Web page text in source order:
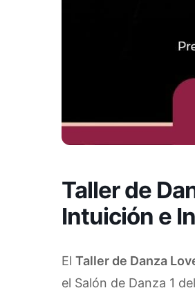
Taller de
Intuición e
El Taller de Danza
el Salón de Danza 1